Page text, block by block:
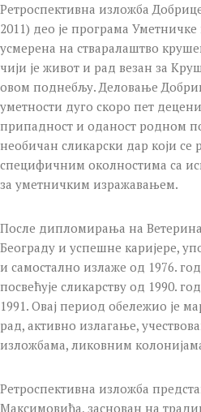
Ретроспективна изложба
2011) део је програма Уметничке
усмерена на стваралаштво
чији је живот и рад везан за
овом поднебљу. Деловање
уметности дуго скоро пет
припадност и оданост родном
необичан сликарски дар који се
специфичним околностима са
за уметничким изражавањем.
После дипломирања на
Београду и успешне каријере,
и самостално излаже од 1976.
посвећује сликарству од 1990.
1991. Овај период обележио је
рад, активно излагање,
изложбама, ликовним
Ретроспективна изложба
Максимовића, заснован на